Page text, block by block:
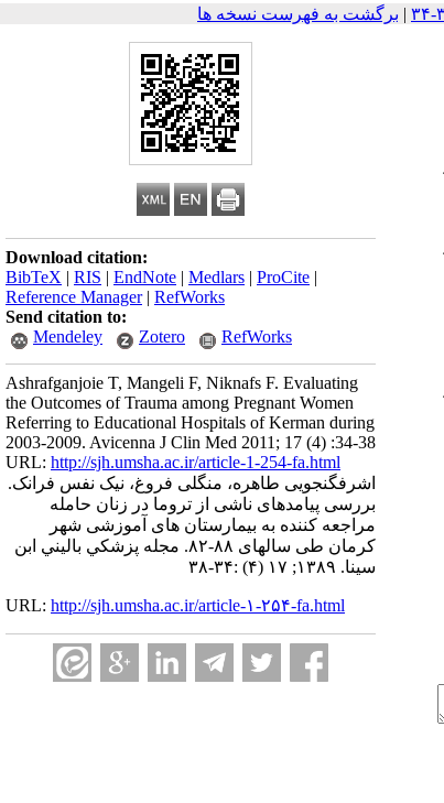
| برگشت به فهرست نسخه ها
Download citation:
BibTeX | RIS | EndNote | Medlars | ProCite |
Reference Manager| RefWorks
Send citation to:
Mendeley
Zotero RefWorks
Ashrafganjoie T, Mangeli F, Niknafs F. Evaluating
the Outcomes of Trauma among Pregnant Women
Referring to Educational Hospitals of Kerman during
2003-2009. Avicenna J Clin Med 2011; 17 (4) :34-38
URL: http://sjh.umsha.ac.ir/article-1-254-fa.html
اشرفگنجویی طاهره، منگلی فروغ، نیک نفس فرانک.
بررسی پیامدهای ناشی از تروما در زنان حامله
مراجعه کننده به بیمارستان های آموزشی شهر
کرمان طی سالهای ۸۸-۸۲. مجله پزشكي باليني ابن
سينا. ۱۳۸۹; ۱۷ (۴) :۳۴-۳۸
URL: http://sjh.umsha.ac.ir/article-۱-۲۵۴-fa.html